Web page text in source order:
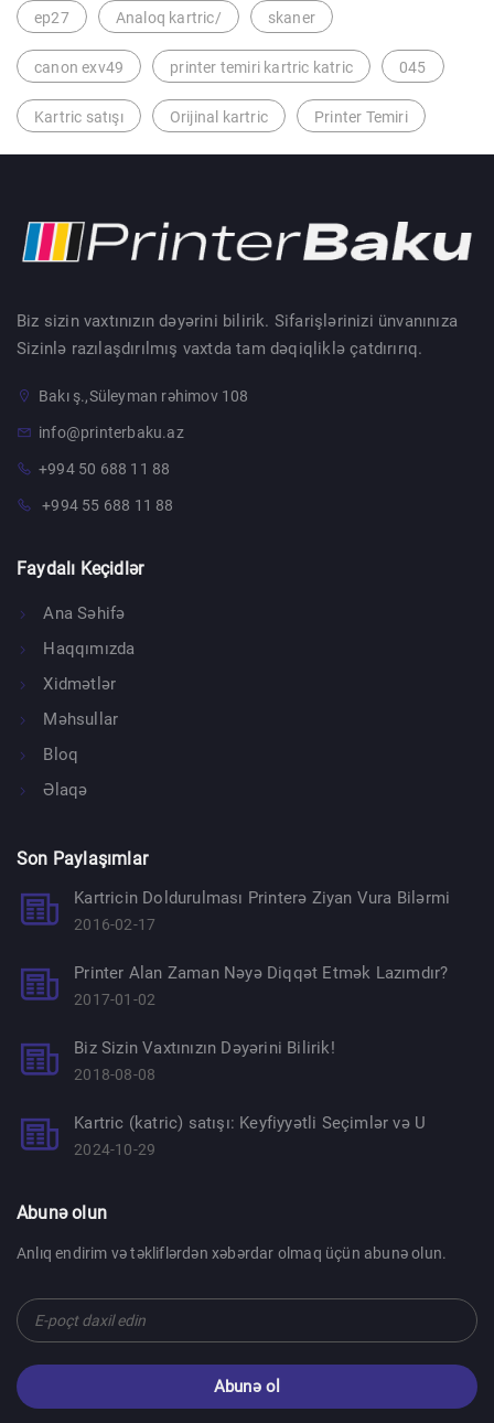
ep27 Analoq kartric/ skaner
canon exv49 printer temiri kartric katric 045
Kartric satışı Orijinal kartric Printer Temiri
Biz sizin vaxtınızın dəyərini bilirik. Sifarişlərinizi ünvanınıza
Sizinlə razılaşdırılmış vaxtda tam dəqiqliklə çatdırırıq.
Bakı ş.,Süleyman rəhimov 108
info@printerbaku.az
+994 50 688 11 88
+994 55 688 11 88
Faydalı Keçidlər
Ana Səhifə
Haqqımızda
Xidmətlər
Məhsullar
Bloq
Əlaqə
Son Paylaşımlar
Kartricin Doldurulması Printerə Ziyan Vura Bilərmi
2016-02-17
Printer Alan Zaman Nəyə Diqqət Etmək Lazımdır?
2017-01-02
Biz Sizin Vaxtınızın Dəyərini Bilirik!
2018-08-08
Kartric (katric) satışı: Keyfiyyətli Seçimlər və U
2024-10-29
Abunə olun
Anlıq endirim və təkliflərdən xəbərdar olmaq üçün abunə olun.
Abunə ol